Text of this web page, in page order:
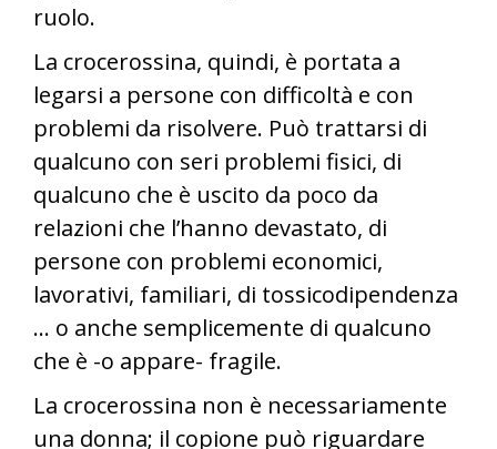
ruolo.
La crocerossina, quindi, è portata a
legarsi a persone con difficoltà e con
problemi da risolvere. Può trattarsi di
qualcuno con seri problemi fisici, di
qualcuno che è uscito da poco da
relazioni che l’hanno devastato, di
persone con problemi economici,
lavorativi, familiari, di tossicodipendenza
… o anche semplicemente di qualcuno
che è -o appare- fragile.
La crocerossina non è necessariamente
una donna; il copione può riguardare